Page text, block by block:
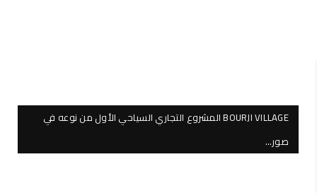
BOURJI VILLAGE المشروع التجاري السياحي الأول من نوعه في
صور…